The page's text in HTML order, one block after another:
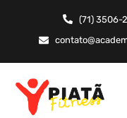
(71) 3506-